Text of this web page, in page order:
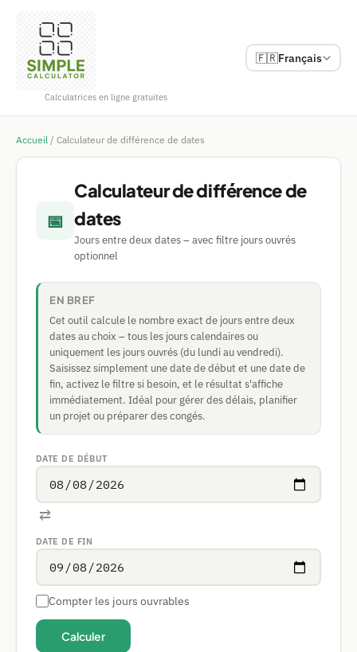
Calculatrices en ligne gratuites
🇫🇷Français
Accueil / Calculateur de différence de dates
📅
Calculateur de différence de
dates
Jours entre deux dates – avec filtre jours ouvrés
optionnel
EN BREF
Cet outil calcule le nombre exact de jours entre deux
dates au choix – tous les jours calendaires ou
uniquement les jours ouvrés (du lundi au vendredi).
Saisissez simplement une date de début et une date de
fin, activez le filtre si besoin, et le résultat s'affiche
immédiatement. Idéal pour gérer des délais, planifier
un projet ou préparer des congés.
DATE DE DÉBUT
⇄
DATE DE FIN
Compter les jours ouvrables
Calculer